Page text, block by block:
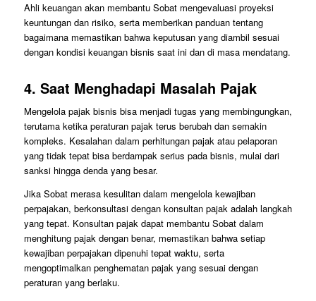
Ahli keuangan akan membantu Sobat mengevaluasi proyeksi
keuntungan dan risiko, serta memberikan panduan tentang
bagaimana memastikan bahwa keputusan yang diambil sesuai
dengan kondisi keuangan bisnis saat ini dan di masa mendatang.
4. Saat Menghadapi Masalah Pajak
Mengelola pajak bisnis bisa menjadi tugas yang membingungkan,
terutama ketika peraturan pajak terus berubah dan semakin
kompleks. Kesalahan dalam perhitungan pajak atau pelaporan
yang tidak tepat bisa berdampak serius pada bisnis, mulai dari
sanksi hingga denda yang besar.
Jika Sobat merasa kesulitan dalam mengelola kewajiban
perpajakan, berkonsultasi dengan konsultan pajak adalah langkah
yang tepat. Konsultan pajak dapat membantu Sobat dalam
menghitung pajak dengan benar, memastikan bahwa setiap
kewajiban perpajakan dipenuhi tepat waktu, serta
mengoptimalkan penghematan pajak yang sesuai dengan
peraturan yang berlaku.